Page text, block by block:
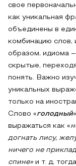
свое
как уникальная
объединены в
комбинацию слов,
образом, идиома
скрытые,
понять. Важно
уникальных
только на
Слово «голодный
выражаться как «
догнать лису,
ничего не
спине»и т. д,